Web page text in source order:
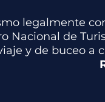
legalmente
Nacional de
y de buceo a